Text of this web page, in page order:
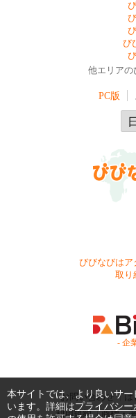
び
他エリアの
PC版
びびなびはア
取り
- 企
お問い合わせ は
利用規約
商標・
本サイトでは、より良いサ
います。詳細はプライバシー